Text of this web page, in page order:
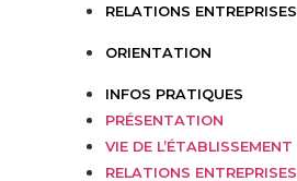
RELATIONS ENTREPRISES
ORIENTATION
INFOS PRATIQUES
PRÉSENTATION
VIE DE L’ÉTABLISSEMENT
RELATIONS ENTREPRISES